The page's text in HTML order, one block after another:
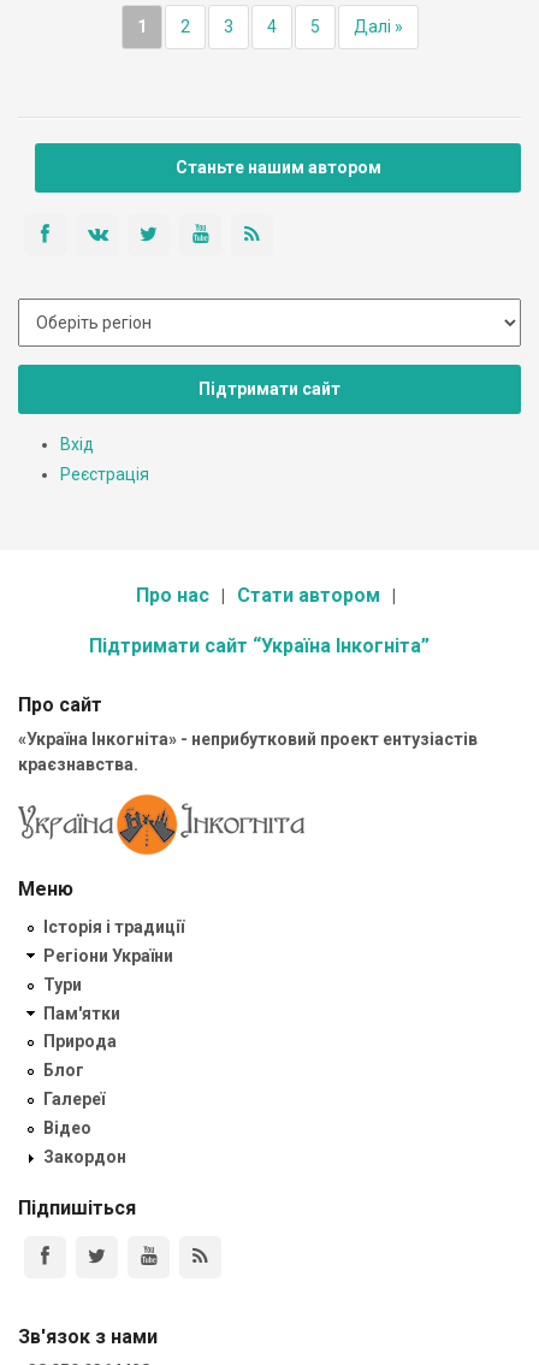
1 2 3 4 5 Далі »
Станьте нашим автором
Підтримати сайт
Вхід
Реєстрація
Про нас Стати автором
Підтримати сайт “Україна Інкогніта”
Про сайт
«Україна Інкогніта» - неприбутковий проект ентузіастів
краєзнавства.
Меню
Історія і традиції
Регіони України
Тури
Пам'ятки
Природа
Блог
Галереї
Відео
Закордон
Підпишіться
Зв'язок з нами